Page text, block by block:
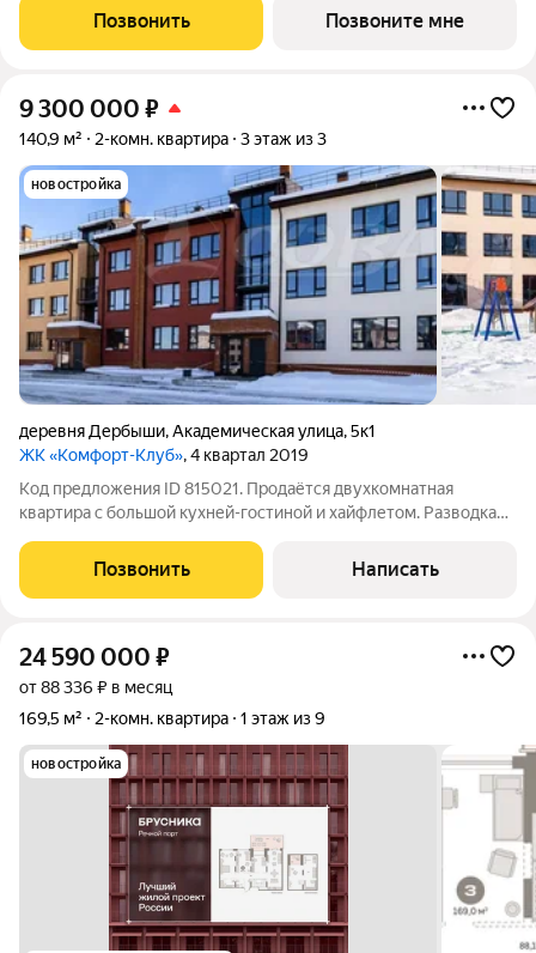
37.54 кв.м. Высота потолков 2.7 м. Продаётся с паркингом.
Квартира с
Позвонить Позвоните мне
9 300 000 ₽
140,9 м² 2-комн. квартира 3 этаж из 3
новостройка
деревня Дербыши,Академическая улица,5к1
ЖК «Комфорт-Клуб», 4 квартал 2019
Код предложения ID 815021. Продаётся двухкомнатная
квартира с большой кухней-гостиной и хайфлетом. Разводка
алюминиевые радиаторы, окна с системой вентиляции. Сам
ЖК "Комфорт-клуб" расположен на
Позвонить Написать
24 590 000 ₽
от 88 336 ₽ в месяц
169,5 м²
2-комн. квартира 1 этаж из 9
новостройка